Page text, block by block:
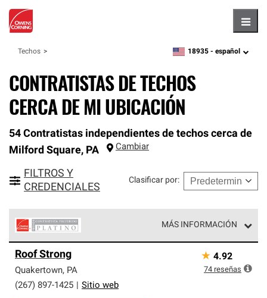
Techos zipcode,language
18935 - español
CONTRATISTAS DE TECHOS
CERCA DE MI UBICACIÓN
54 Contratistas independientes de techos cerca de
Milford Square, PA Cambiar
FILTROS Y
CREDENCIALES
Clasificar por:
MÁS INFORMACIÓN
Corning constituyen el nivel superior de nuestra red
exclusiva y cumplen con estándares estrictos de
profesionalismo, confiabilidad y destreza incomparable.
Solo ellos pueden ofrecer nuestra mejor garantía de
Roof Strong
Quakertown, PA
(267) 897-1425
Sitio web
★ 4.92
74 reseñas